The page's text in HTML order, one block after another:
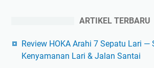
ARTIKEL TERBARU
Review HOKA Arahi 7 Sepatu Lari —
Kenyamanan Lari & Jalan Santai